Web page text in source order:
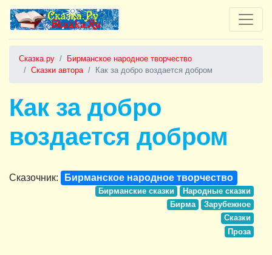
Сказка.ру
Бирманское народное творчество
Сказки автора
Как за добро воздается добром
Как за добро
воздается добром
Сказочник: Бирманское народное творчество
Бирманские сказки
Народные сказки
Бирма
Зарубежное
Сказки
Проза